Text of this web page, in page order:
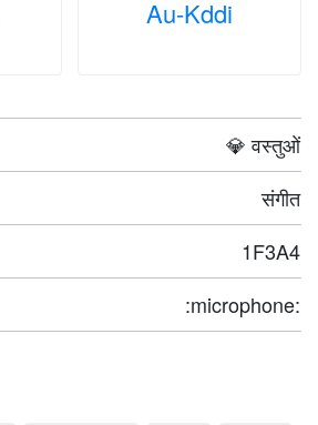
Au-Kddi
💎 वस्तुओं
संगीत
1F3A4
:microphone: